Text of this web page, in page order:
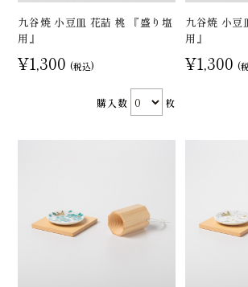
九谷焼 小豆皿 花詰 桃 『盛り塩
用』
¥1,300 (税込)
購入数 枚
九谷焼 小豆
用』
¥1,300 (